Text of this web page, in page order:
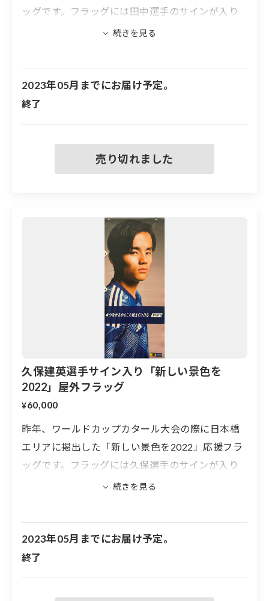
ッグです。フラッグには田中選手のサインが入り
面のみです
※フラッグの大きさは600mm×1400mmです
※実際に屋外に掲出したフラッグのため、汚れや
傷などがある場合もあります
2023年05月までにお届け予定。
終了
久保建英選手サイン入り「新しい景色を
2022」屋外フラッグ
¥60,000
昨年、ワールドカップカタール大会の際に日本橋
エリアに掲出した「新しい景色を2022」応援フラ
ッグです。フラッグには久保選手のサインが入り
面のみです
※フラッグの大きさは600mm×1400mmです
2023年05月までにお届け予定。
終了